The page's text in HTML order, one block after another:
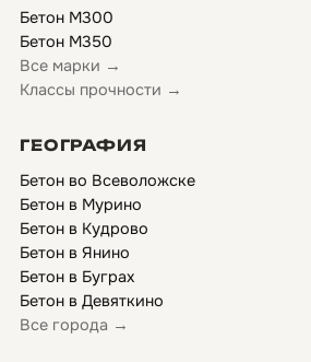
Бетон М300
Бетон М350
Все марки →
Классы прочности →
ГЕОГРАФИЯ
Бетон во Всеволожске
Бетон в Мурино
Бетон в Кудрово
Бетон в Янино
Бетон в Буграх
Бетон в Девяткино
Все города →